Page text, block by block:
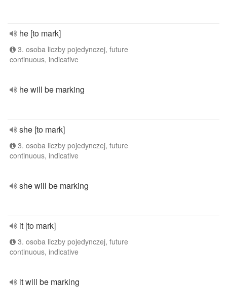
he [to mark]
3. osoba liczby pojedynczej, future
continuous, indicative
he will be marking
she [to mark]
3. osoba liczby pojedynczej, future
continuous, indicative
she will be marking
it [to mark]
3. osoba liczby pojedynczej, future
continuous, indicative
it will be marking